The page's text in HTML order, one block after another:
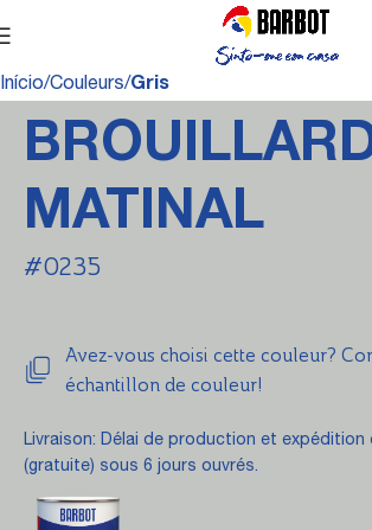
Início Couleurs Gris
MATINAL
#0235
Avez-vous choisi cette couleur?
échantillon de couleur!
Livraison: Délai de production et expédition
(gratuite) sous 6 jours ouvrés.